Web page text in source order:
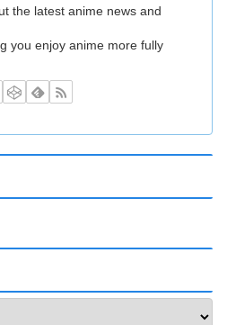
the latest anime news and
you enjoy anime more fully